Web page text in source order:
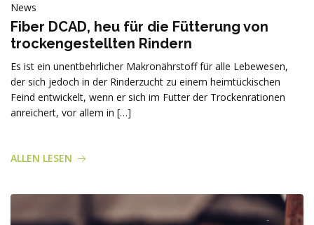
News
Fiber DCAD, heu für die Fütterung von
trockengestellten Rindern
Es ist ein unentbehrlicher Makronährstoff für alle Lebewesen,
der sich jedoch in der Rinderzucht zu einem heimtückischen
Feind entwickelt, wenn er sich im Futter der Trockenrationen
anreichert, vor allem in […]
ALLEN LESEN